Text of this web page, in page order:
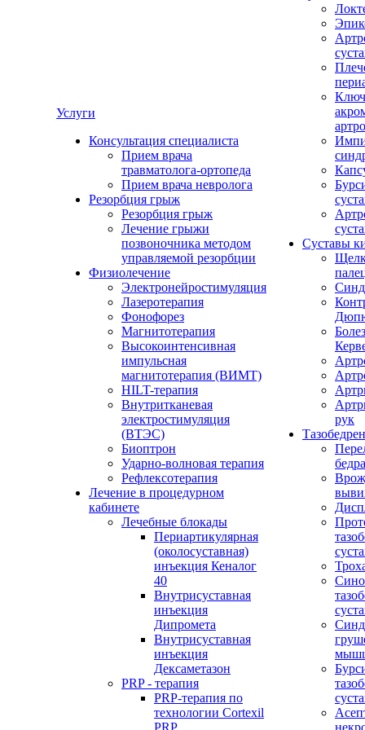
Услуги
Консультация специалиста
Прием врача
травматолога-ортопеда
Прием врача невролога
Резорбция грыж
Резорбция грыж
Лечение грыжи
позвоночника методом
управляемой резорбции
Физиолечение
Электронейростимуляция
Лазеротерапия
Фонофорез
Магнитотерапия
Высокоинтенсивная
импульсная
магнитотерапия (ВИМТ)
HILT-терапия
Внутритканевая
электростимуляция
(ВТЭС)
Биоптрон
Ударно-волновая терапия
Рефлексотерапия
Лечение в процедурном
кабинете
Лечебные блокады
Периартикулярная
(околосуставная)
инъекция Кеналог
40
Внутрисуставная
инъекция
Дипромета
Внутрисуставная
инъекция
Дексаметазон
PRP - терапия
PRP-терапия по
технологии Cortexil
PRP
Суставы
рук
бедра